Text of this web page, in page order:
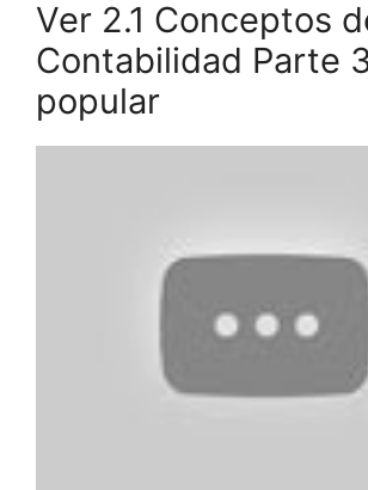
Ver 2.1 Conceptos
Contabilidad Parte
popular